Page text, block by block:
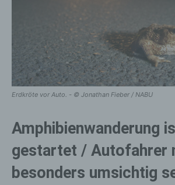
Erdkröte vor Auto. - © Jonathan Fieber / NABU
Amphibienwanderung
gestartet / Autofahrer
besonders umsichtig